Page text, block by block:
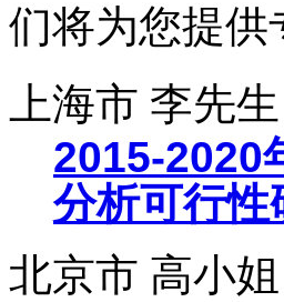
们将为您提供
上海市 李先
2015-2020
分析可行性
北京市 高小